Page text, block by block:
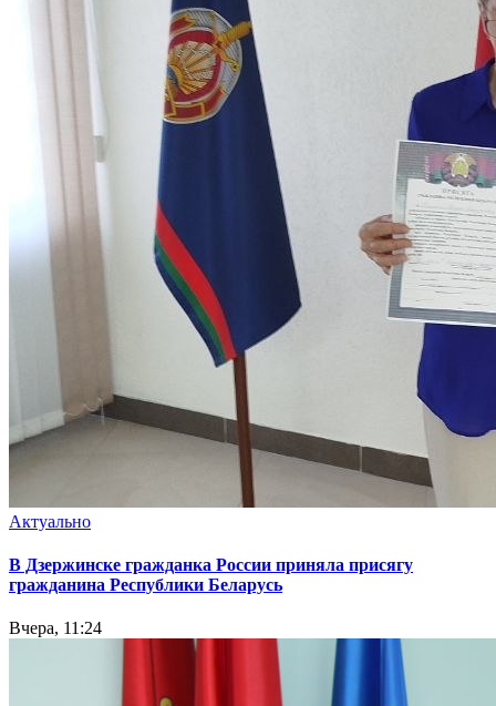
Актуально
В Дзержинске гражданка России приняла присягу
гражданина Республики Беларусь
Вчера, 11:24